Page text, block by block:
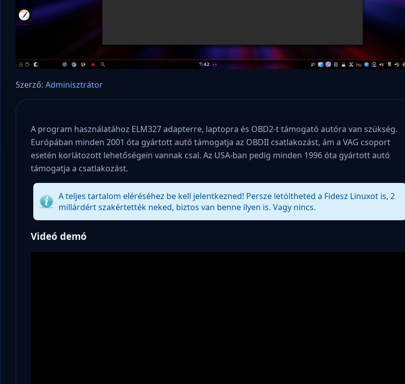
Szerző: Adminisztrátor
A program használatához ELM327 adapterre, laptopra és OBD2-t támogató autóra van szükség.
Európában minden 2001 óta gyártott autó támogatja az OBDII csatlakozást, ám a VAG csoport
esetén korlátozott lehetőségein vannak csal. Az USA-ban pedig minden 1996 óta gyártott autó
támogatja a csatlakozást.
A teljes tartalom eléréséhez be kell jelentkezned! Persze letöltheted a Fidesz Linuxot is, 2
millárdért szakértették neked, biztos van benne ilyen is. Vagy nincs.
Videó demó